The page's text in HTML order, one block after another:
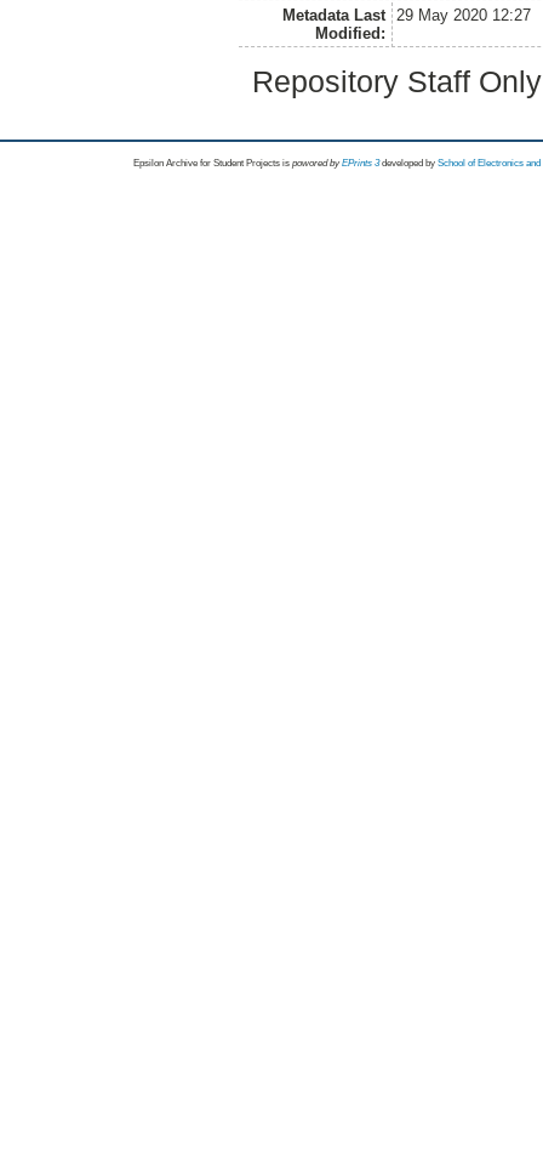
Metadata Last
Modified:
29 May 2020 12:27
Repository Staff
Epsilon Archive for Student Projects is powored byEPrints 3 developed by School of Electronics